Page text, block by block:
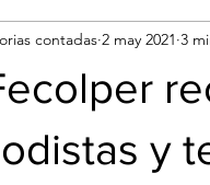
Sector Cultura
y
contadas 2 may 2021 3